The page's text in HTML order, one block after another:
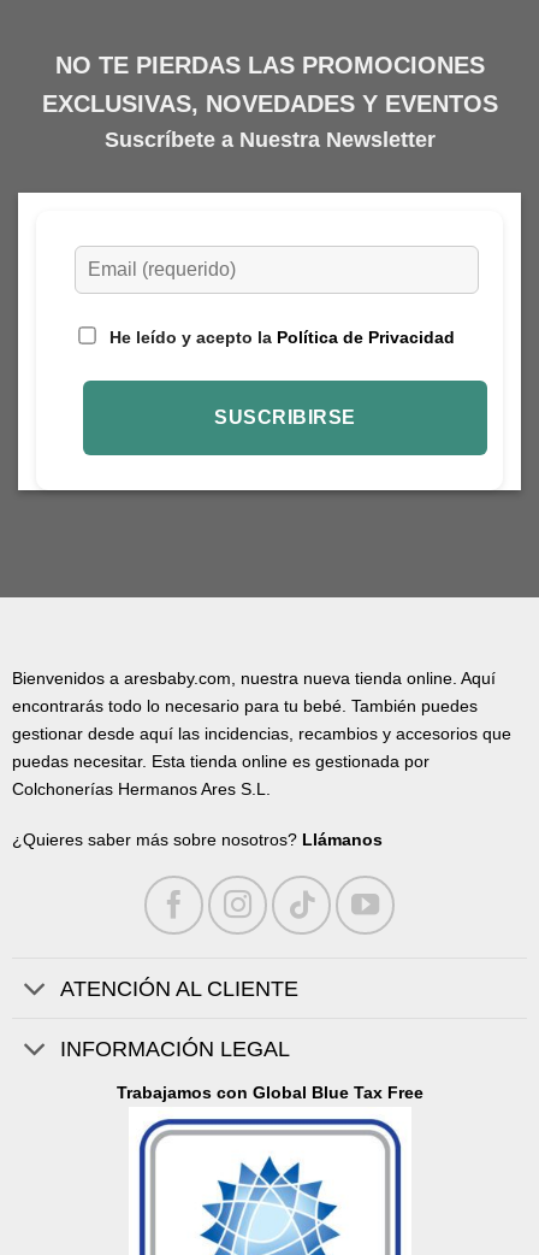
NO TE PIERDAS LAS PROMOCIONES
EXCLUSIVAS, NOVEDADES Y EVENTOS
Suscríbete a Nuestra Newsletter
He leído y acepto la Política de Privacidad
Bienvenidos a aresbaby.com, nuestra nueva tienda online. Aquí
encontrarás todo lo necesario para tu bebé. También puedes
gestionar desde aquí las incidencias, recambios y accesorios que
puedas necesitar. Esta tienda online es gestionada por
Colchonerías Hermanos Ares S.L.
¿Quieres saber más sobre nosotros? Llámanos
ATENCIÓN AL CLIENTE
INFORMACIÓN LEGAL
Trabajamos con Global Blue Tax Free